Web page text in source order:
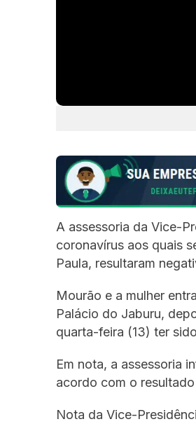
A assessoria da Vice-
coronavírus aos quais
Paula, resultaram
Mourão e a mulher
Palácio do Jaburu,
quarta-feira (13) ter
Em nota, a assessoria
acordo com o
Nota da Vice-